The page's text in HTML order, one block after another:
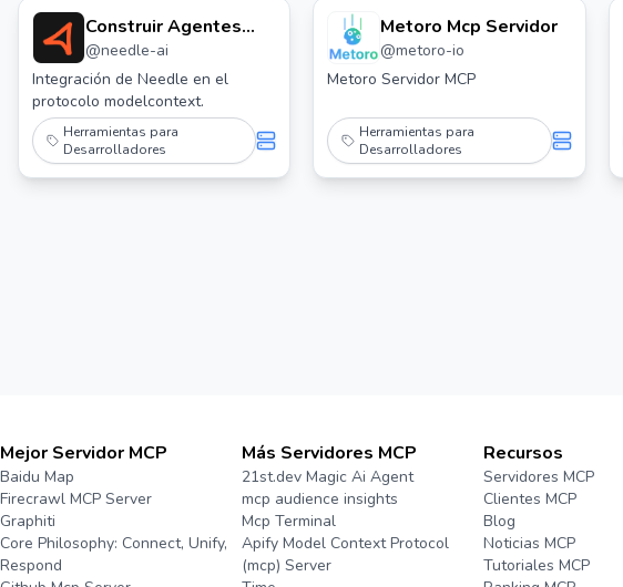
Construir Agentes
Con Needle Mcp
Server
@needle-ai
Integración de Needle en el
protocolo modelcontext.
Herramientas para
Desarrolladores
Metoro Mcp Servidor
@metoro-io
Metoro Servidor MCP
Herramientas para
Desarrolladores
Mejor Servidor MCP
Baidu Map
Firecrawl MCP Server
Graphiti
Core Philosophy: Connect, Unify,
Respond
Más Servidores MCP
21st.dev Magic Ai Agent
mcp audience insights
Mcp Terminal
Apify Model Context Protocol
(mcp) Server
Recursos
Servidores MCP
Clientes MCP
Blog
Noticias MCP
Tutoriales MCP